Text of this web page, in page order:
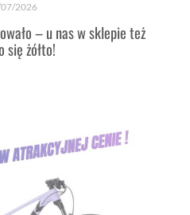
2026
– u nas w sklepie też
się żółto!